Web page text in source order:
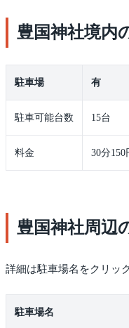
豊国神社境内
駐車場 有
駐車可能台数 15台
料金 30分150
豊国神社周辺
詳細は駐車場名をクリッ
駐車場名